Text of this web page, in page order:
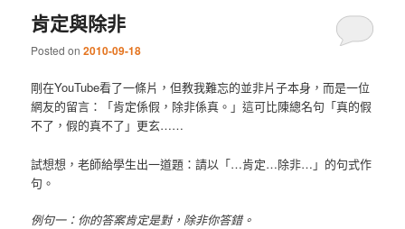
肯定與除非
Posted on2010-09-18
剛在YouTube看了一條片，但教我難忘的並非片子本身，而是一位
網友的留言：「肯定係假，除非係真。」這可比陳總名句「真的假
不了，假的真不了」更玄……
試想想，老師給學生出一道題：請以「…肯定…除非…」的句式作
句。
例句一：你的答案肯定是對，除非你答錯。